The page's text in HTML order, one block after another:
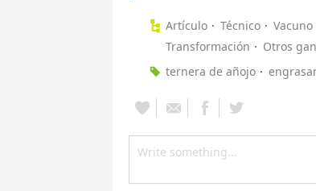
Artículo Técnico Vacuno
Transformación
Otros
ternera de añojo